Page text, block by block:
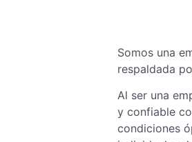
Somos una
respaldada
Al ser una
y confiable
condiciones